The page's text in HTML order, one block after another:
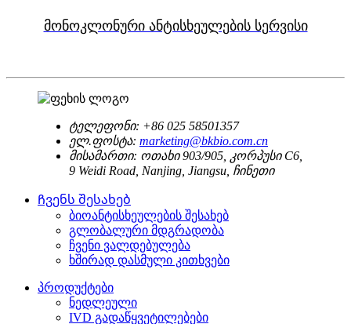
მონოკლონური ანტისხეულების სერვისი
ტელეფონი: +86 025 58501357
ელ.ფოსტა: marketing@bkbio.com.cn
მისამართი: ოთახი 903/905, კორპუსი C6,
9 Weidi Road, Nanjing, Jiangsu, ჩინეთი
Ჩვენს შესახებ
ბიოანტისხეულების შესახებ
გლობალური მდგრადობა
ჩვენი ვალდებულება
ხშირად დასმული კითხვები
პროდუქტები
ნედლეული
IVD გადაწყვეტილებები